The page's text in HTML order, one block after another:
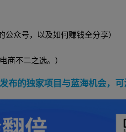
众号，以及如何赚钱全分享）
商不二之选。）
布的独家项目与蓝海机会，